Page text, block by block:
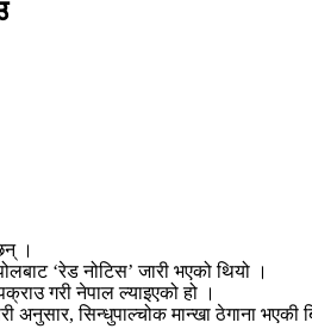
।
‘रेड नोटिस’ जारी भएको थियो ।
गरी नेपाल ल्याइएको हो ।
अनुसार, सिन्धुपाल्चोक मान्खा ठेगाना